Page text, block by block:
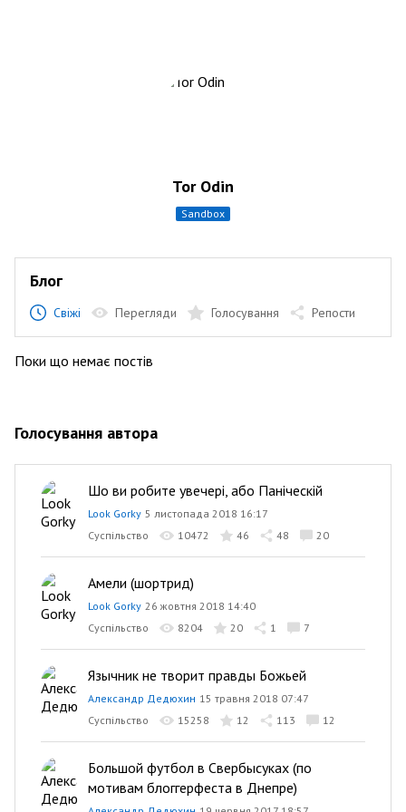
Tor Odin
sandbox
Блог
Свіжі Перегляди Голосування Репости
Поки що немає постів
Голосування автора
Шо ви робите увечері, або Паніческій
Look Gorky 5 листопада 2018 16:17
Суспільство
10472 46 48 20
Амели (шортрид)
Look Gorky 26 жовтня 2018 14:40
Суспільство
8204 20 1 7
Язычник не творит правды Божьей
Александр Дедюхин 15 травня 2018 07:47
Суспільство
15258 12 113 12
Большой футбол в Свербысуках (по
мотивам блоггерфеста в Днепре)